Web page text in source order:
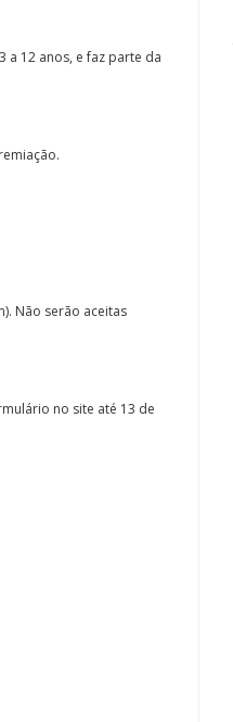
a 12 anos, e faz parte da
Não serão aceitas
no site até 13 de